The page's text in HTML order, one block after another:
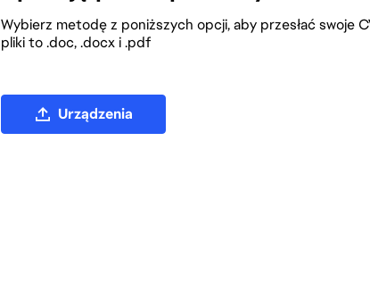
Wybierz metodę z poniższych opcji, aby przesłać swoje
pliki to .doc, .docx i .pdf
Urządzenia